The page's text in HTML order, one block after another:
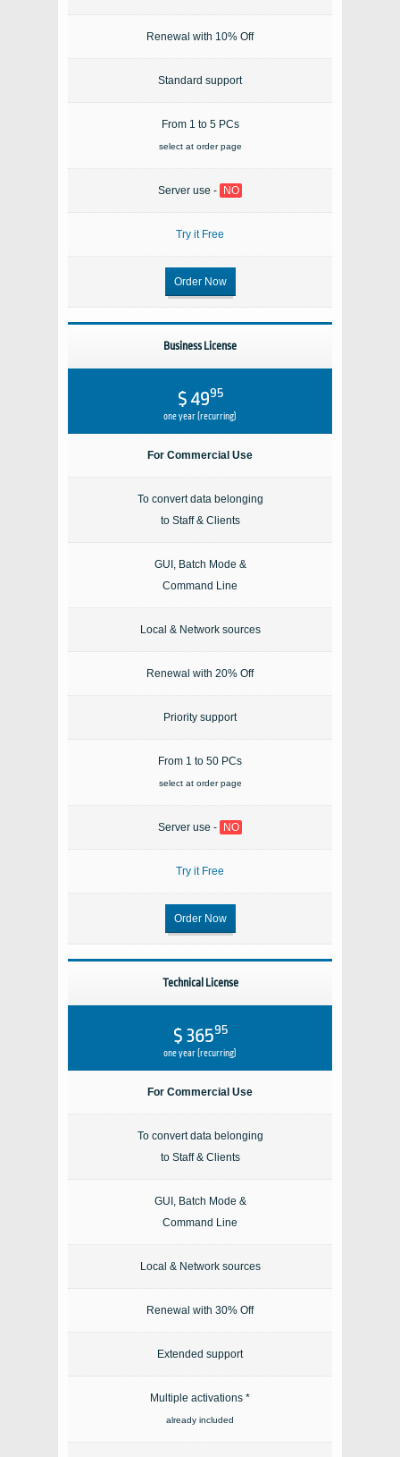
Renewal with 10% Off
Standard support
From 1 to 5 PCs
select at order page
Server use - NO
Try it Free
Order Now
Business License
$ 4995
one year (recurring)
For Commercial Use
To convert data belonging
to Staff & Clients
GUI, Batch Mode &
Command Line
Local & Network sources
Renewal with 20% Off
Priority support
From 1 to 50 PCs
select at order page
Server use - NO
Try it Free
Order Now
Technical License
$ 36595
one year (recurring)
For Commercial Use
To convert data belonging
to Staff & Clients
GUI, Batch Mode &
Command Line
Local & Network sources
Renewal with 30% Off
Extended support
Multiple activations *
already included